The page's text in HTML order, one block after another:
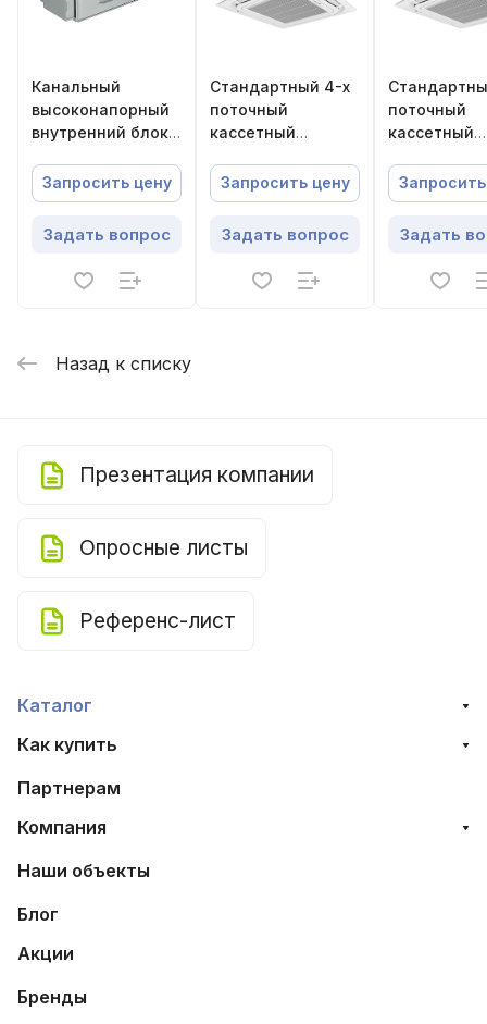
Канальный
высоконапорный
внутренний блок
V2AI SMZH27V2AI
Запросить цену
Задать вопрос
Стандартный 4-х
поточный
кассетный
VRF-систем
Energolux
Запросить цену
Задать вопрос
поточный
кассетный
VRF-систем
Energolux
Задать
Назад к списку
Презентация компании
Опросные листы
Референс-лист
Каталог
Как купить
Партнерам
Компания
Наши объекты
Блог
Акции
Бренды